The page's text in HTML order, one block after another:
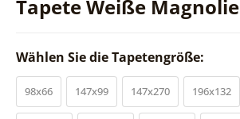
Tapete Weiße Magnolie
Wählen Sie die Tapetengröße:
98x66 147x99 147x270 196x132